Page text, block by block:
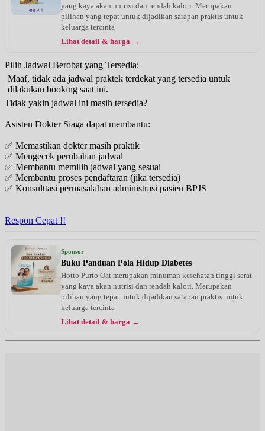
yang kaya akan nutrisi dan rendah kalori. Merupakan
pilihan yang tepat untuk dijadikan sarapan praktis untuk
keluarga tercinta
Lihat detail & harga →
Pilih Jadwal Berobat yang Tersedia:
Maaf, tidak ada jadwal praktek terdekat yang tersedia untuk
dilakukan booking saat ini.
Tidak yakin jadwal ini masih tersedia?
Asisten Dokter Siaga dapat membantu:
✅ Memastikan dokter masih praktik
✅ Mengecek perubahan jadwal
✅ Membantu memilih jadwal yang sesuai
✅ Membantu proses pendaftaran (jika tersedia)
✅ Konsulttasi permasalahan administrasi pasien BPJS
Respon Cepat !!
Sponsor
Buku Panduan Pola Hidup Diabetes
Hotto Purto Oat merupakan minuman kesehatan tinggi serat
yang kaya akan nutrisi dan rendah kalori. Merupakan
pilihan yang tepat untuk dijadikan sarapan praktis untuk
keluarga tercinta
Lihat detail & harga →